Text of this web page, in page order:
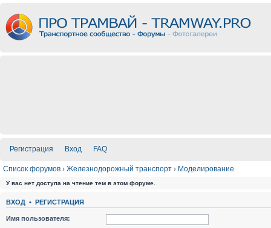
Регистрация Вход FAQ
Список форумов › Железнодорожный транспорт › Моделирование
У вас нет доступа на чтение тем в этом форуме.
ВХОД • РЕГИСТРАЦИЯ
Имя пользователя: